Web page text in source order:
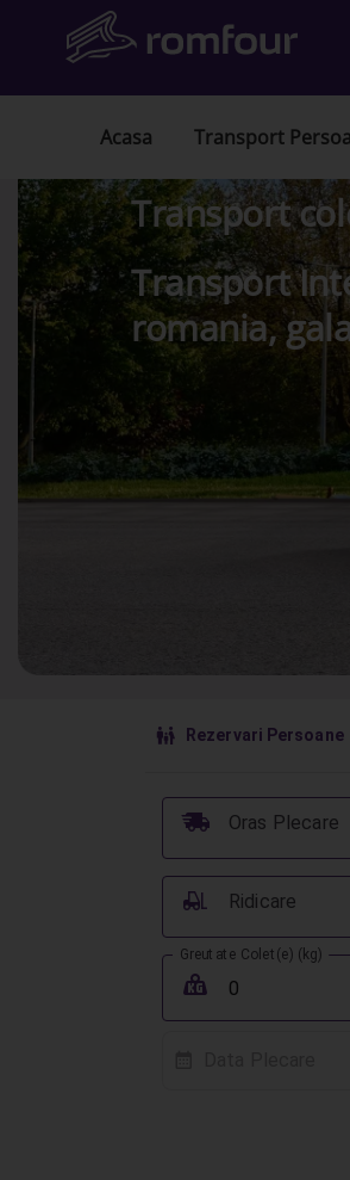
Acasa Transport
Transport
Transport
romania,
󱠣 Rezervari Persoane
Oras Plecare
󰞈
Ridicare
󰟉
Greutate Colet(e) (kg)
󰖢